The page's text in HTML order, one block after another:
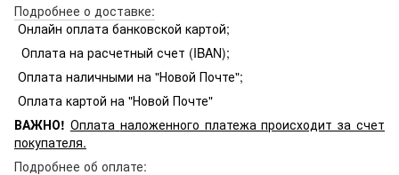
Подробнее о доставке:
Онлайн оплата банковской картой;
Оплата на расчетный счет (IBAN);
Оплата наличными на "Новой Почте";
Оплата картой на "Новой Почте"
ВАЖНО! Оплата наложенного платежа происходит за счет
покупателя.
Подробнее об оплате: